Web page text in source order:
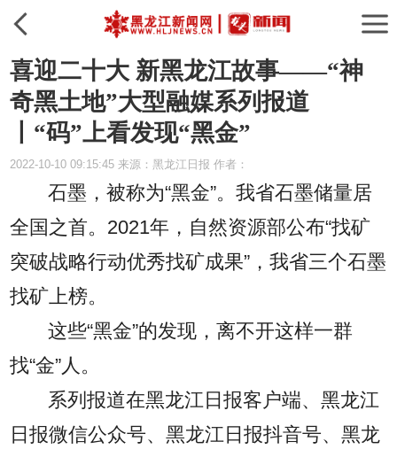
喜迎二十大 新黑龙江故事——“神
奇黑土地”大型融媒系列报道
丨“码”上看发现“黑金”
2022-10-10 09:15:45 来源：黑龙江日报 作者：
石墨，被称为“黑金”。我省石墨储量居
全国之首。2021年，自然资源部公布“找矿
突破战略行动优秀找矿成果”，我省三个石墨
找矿上榜。
这些“黑金”的发现，离不开这样一群
找“金”人。
系列报道在黑龙江日报客户端、黑龙江
日报微信公众号、黑龙江日报抖音号、黑龙